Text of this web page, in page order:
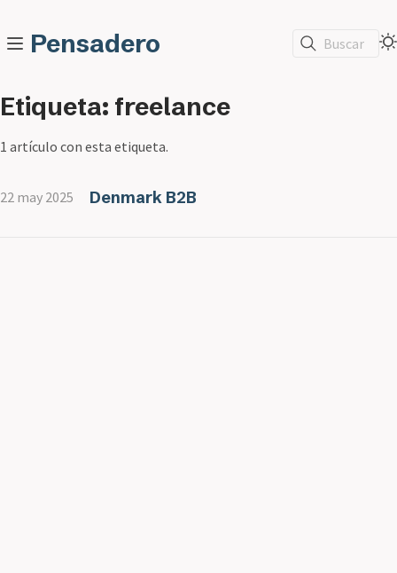
Pensadero Buscar
Etiqueta: freelance
1 artículo con esta etiqueta.
22 may 2025 Denmark B2B